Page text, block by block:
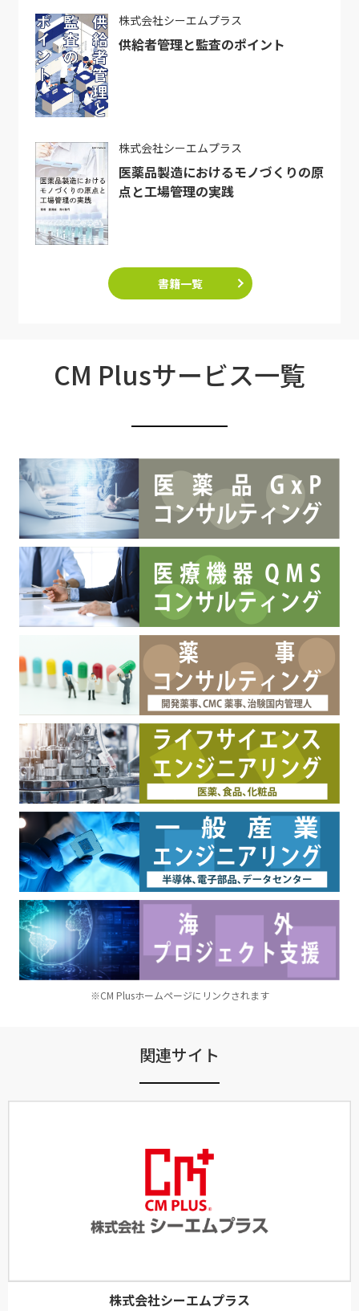
株式会社シーエムプラス
供給者管理と監査のポイント
株式会社シーエムプラス
医薬品製造におけるモノづくりの原
点と工場管理の実践
書籍一覧
CM Plusサービス一覧
※CM Plusホームページにリンクされます
関連サイト
株式会社シーエムプラス